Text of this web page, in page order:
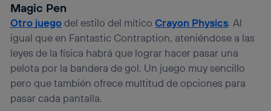
Magic Pen
Otro juegodel estilo del míticoCrayon Physics. Al
igual que en Fantastic Contraption, ateniéndose a las
leyes de la física habrá que lograr hacer pasar una
pelota por la bandera de gol. Un juego muy sencillo
pero que también ofrece multitud de opciones para
pasar cada pantalla.